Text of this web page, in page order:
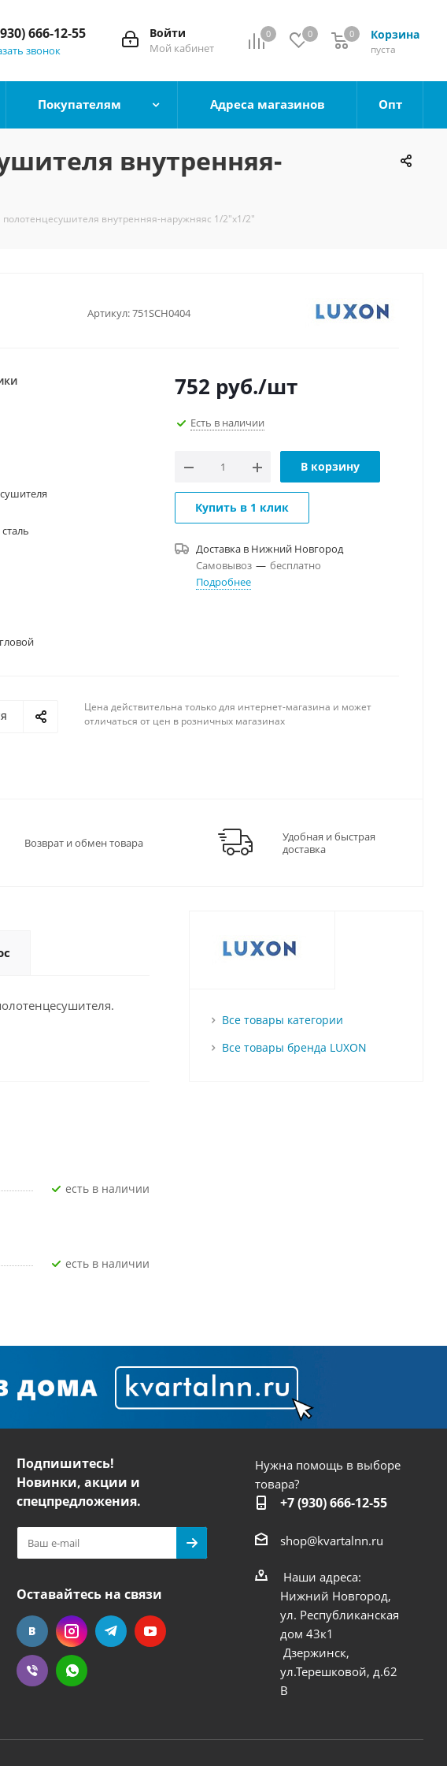
0 0 Корзина
0
пуста
0
Войти
Мой кабинет
666-12-55
звонок
Покупателям Адреса магазинов Опт
внутренняя-
полотенцесушителя внутренняя-наружняяс 1/2"х1/2"
Артикул:751SCH0404
752 руб./шт
Есть в наличии
В корзину
Купить в 1 клик
Доставка в Нижний Новгород
Самовывоз — бесплатно
Подробнее
Цена действительна только для интернет-магазина и может
отличаться от цен в розничных магазинах
Возврат и обмен товара
Удобная и быстрая
доставка
Есть в наличии
Есть в наличии
Все товары категории
Все товары бренда LUXON
Подпишитесь!
Новинки, акции и
спецпредложения.
Оставайтесь на связи
Нужна помощь в выборе
товара?
+7 (930) 666-12-55
shop@kvartalnn.ru
Наши адреса:
Нижний Новгород,
ул. Республиканская
дом 43к1
Дзержинск,
ул.Терешковой, д.62
В